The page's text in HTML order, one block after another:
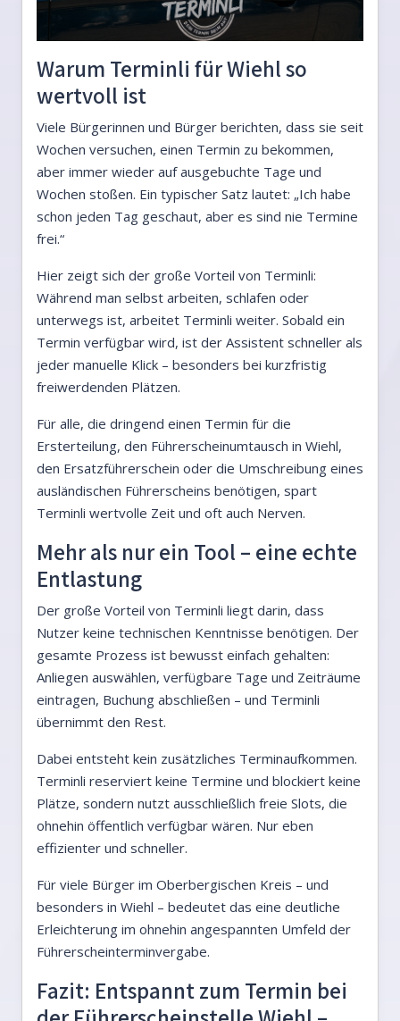
Warum Terminli für Wiehl so
wertvoll ist
Viele Bürgerinnen und Bürger berichten, dass sie seit
Wochen versuchen, einen Termin zu bekommen,
aber immer wieder auf ausgebuchte Tage und
Wochen stoßen. Ein typischer Satz lautet: „Ich habe
schon jeden Tag geschaut, aber es sind nie Termine
frei.“
Hier zeigt sich der große Vorteil von Terminli:
Während man selbst arbeiten, schlafen oder
unterwegs ist, arbeitet Terminli weiter. Sobald ein
Termin verfügbar wird, ist der Assistent schneller als
jeder manuelle Klick – besonders bei kurzfristig
freiwerdenden Plätzen.
Für alle, die dringend einen Termin für die
Ersterteilung, den Führerscheinumtausch in Wiehl,
den Ersatzführerschein oder die Umschreibung eines
ausländischen Führerscheins benötigen, spart
Terminli wertvolle Zeit und oft auch Nerven.
Mehr als nur ein Tool – eine echte
Entlastung
Der große Vorteil von Terminli liegt darin, dass
Nutzer keine technischen Kenntnisse benötigen. Der
gesamte Prozess ist bewusst einfach gehalten:
Anliegen auswählen, verfügbare Tage und Zeiträume
eintragen, Buchung abschließen – und Terminli
übernimmt den Rest.
Dabei entsteht kein zusätzliches Terminaufkommen.
Terminli reserviert keine Termine und blockiert keine
Plätze, sondern nutzt ausschließlich freie Slots, die
ohnehin öffentlich verfügbar wären. Nur eben
effizienter und schneller.
Für viele Bürger im Oberbergischen Kreis – und
besonders in Wiehl – bedeutet das eine deutliche
Erleichterung im ohnehin angespannten Umfeld der
Führerscheinterminvergabe.
Fazit: Entspannt zum Termin bei